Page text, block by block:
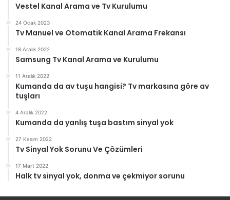
Vestel Kanal Arama ve Tv Kurulumu
24 Ocak 2023
Tv Manuel ve Otomatik Kanal Arama Frekansı
18 Aralık 2022
Samsung Tv Kanal Arama ve Kurulumu
11 Aralık 2022
Kumanda da av tuşu hangisi? Tv markasına göre av
tuşları
4 Aralık 2022
Kumanda da yanlış tuşa bastım sinyal yok
27 Kasım 2022
Tv Sinyal Yok Sorunu Ve Çözümleri
17 Mart 2022
Halk tv sinyal yok, donma ve çekmiyor sorunu